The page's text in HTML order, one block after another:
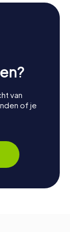
van
of je